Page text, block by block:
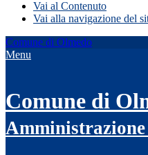
Vai al Contenuto
Vai alla navigazione del
Comune di Olmedo
Menu
Comune di